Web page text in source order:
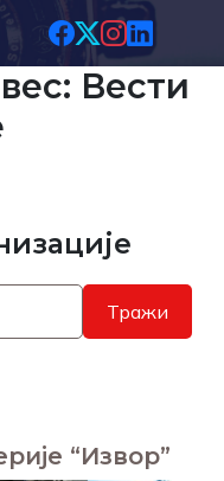
Вести
Тражи
“Извор”